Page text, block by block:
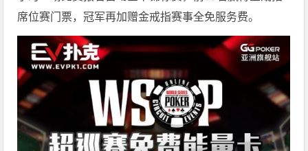
席位赛门票，冠军再加赠金戒指赛事全免服务费。